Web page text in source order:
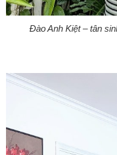
Đào Anh Kiệt – tân